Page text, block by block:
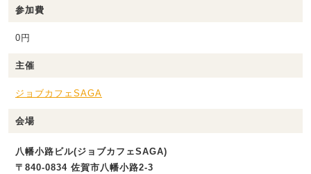
参加費
0円
主催
ジョブカフェSAGA
会場
八幡小路ビル(ジョブカフェSAGA)
〒840-0834 佐賀市八幡小路2-3